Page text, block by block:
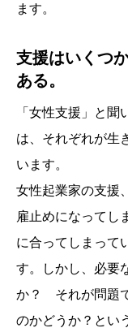
ます。
支援はいくつ
ある。
「女性支援」と
は、それぞれが生
います。
女性起業家の支援
雇止めになってし
に合ってしまって
す。しかし、必要
か？ それが問題
のかどうか？とい